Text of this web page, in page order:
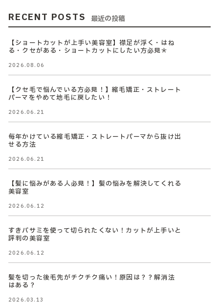
RECENT POSTS 最近の投稿
【ショートカットが上手い美容室】襟足が浮く・はね
る・クセがある・ショートカットにしたい方必見＊
2026.08.06
【クセ毛で悩んでいる方必見！】縮毛矯正・ストレート
パーマをやめて地毛に戻したい！
2026.06.21
毎年かけている縮毛矯正・ストレートパーマから抜け出
せる方法
2026.06.21
【髪に悩みがある人必見！】髪の悩みを解決してくれる
美容室
2026.06.12
すきバサミを使って切られたくない！カットが上手いと
評判の美容室
2026.06.12
髪を切った後毛先がチクチク痛い！原因は？？解消法
はある？
2026.03.13